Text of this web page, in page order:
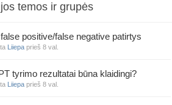
temos ir grupės
positive/false negative patirtys
Liiepa prieš 8 val.
tyrimo rezultatai būna klaidingi?
Liiepa prieš 8 val.